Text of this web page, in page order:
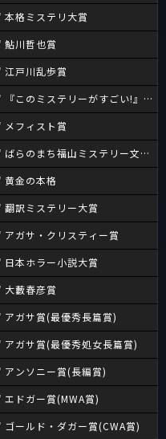
本格ミステリ大賞
鮎川哲也賞
江戸川乱歩賞
『このミステリーがすごい!』大賞
メフィスト賞
ばらのまち福山ミステリー文学新
黄金の本格
翻訳ミステリー大賞
アガサ・クリスティー賞
日本ホラー小説大賞
大藪春彦賞
アガサ賞(最優秀長篇賞)
アガサ賞(最優秀処女長篇賞)
アンソニー賞(長編賞)
エドガー賞(MWA賞)
ゴールド・ダガー賞(CWA賞)